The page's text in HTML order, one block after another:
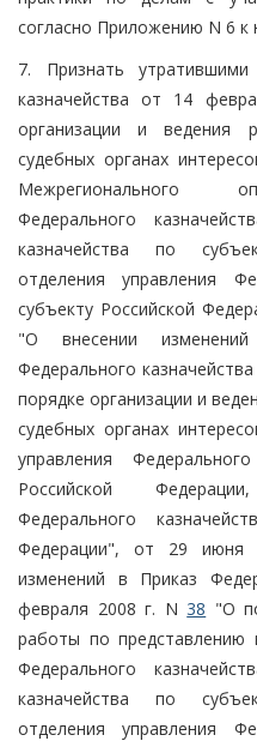
согласно Приложению N 6 к
7. Признать
казначейства от 14
организации и ведения
судебных органах
Межрегионального
Федерального
казначейства по
отделения управления
субъекту Российской
"О внесении
Федерального
порядке организации и
судебных органах
управления
Российской
Федерального
Федерации", от 29
изменений в Приказ
февраля 2008 г. N38 "О
работы по представлению
Федерального
казначейства по
отделения управления